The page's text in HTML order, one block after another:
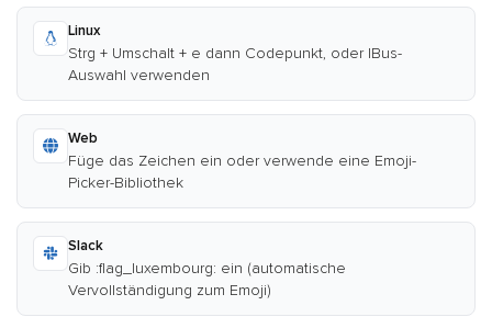
Linux
Strg + Umschalt + e dann Codepunkt, oder IBus-
Auswahl verwenden
Web
Füge das Zeichen ein oder verwende eine Emoji-
Picker-Bibliothek
Slack
Gib :flag_luxembourg: ein (automatische
Vervollständigung zum Emoji)